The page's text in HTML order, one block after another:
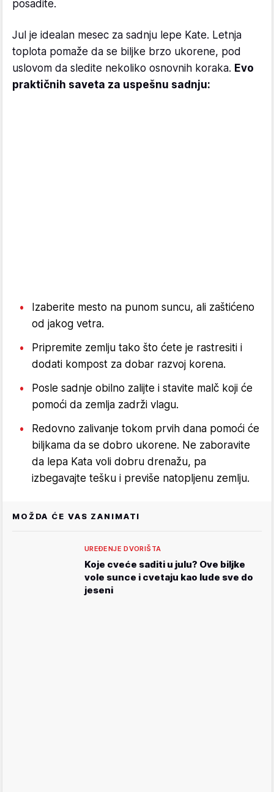
posadite.
Jul je idealan mesec za sadnju lepe Kate. Letnja
toplota pomaže da se biljke brzo ukorene, pod
uslovom da sledite nekoliko osnovnih koraka. Evo
praktičnih saveta za uspešnu sadnju:
Izaberite mesto na punom suncu, ali zaštićeno
od jakog vetra.
Pripremite zemlju tako što ćete je rastresiti i
dodati kompost za dobar razvoj korena.
Posle sadnje obilno zalijte i stavite malč koji će
pomoći da zemlja zadrži vlagu.
Redovno zalivanje tokom prvih dana pomoći će
biljkama da se dobro ukorene. Ne zaboravite
da lepa Kata voli dobru drenažu, pa
izbegavajte tešku i previše natopljenu zemlju.
MOŽDA ĆE VAS ZANIMATI
UREĐENJE DVORIŠTA
Koje cveće saditi u julu? Ove biljke
vole sunce i cvetaju kao lude sve do
jeseni